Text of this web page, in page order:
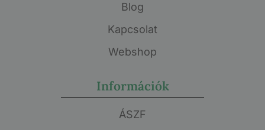
Blog
Kapcsolat
Webshop
Információk
ÁSZF